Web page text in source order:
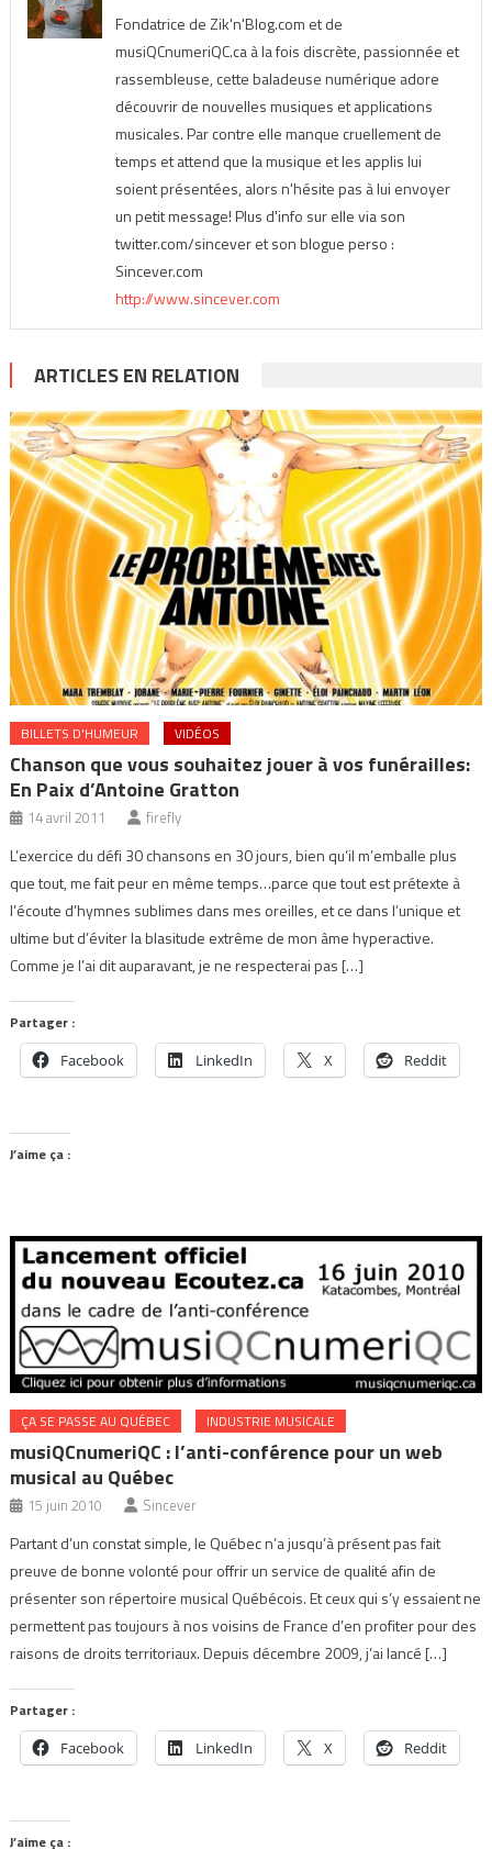
Fondatrice de Zik'n'Blog.com et de
musiQCnumeriQC.ca à la fois discrète, passionnée et
rassembleuse, cette baladeuse numérique adore
découvrir de nouvelles musiques et applications
musicales. Par contre elle manque cruellement de
temps et attend que la musique et les applis lui
soient présentées, alors n'hésite pas à lui envoyer
un petit message! Plus d'info sur elle via son
twitter.com/sincever et son blogue perso :
Sincever.com
http://www.sincever.com
ARTICLES EN RELATION
BILLETS D'HUMEUR VIDÉOS
Chanson que vous souhaitez jouer à vos funérailles:
En Paix d’Antoine Gratton
14 avril 2011 firefly
L’exercice du défi 30 chansons en 30 jours, bien qu’il m’emballe plus
que tout, me fait peur en même temps…parce que tout est prétexte à
l’écoute d’hymnes sublimes dans mes oreilles, et ce dans l’unique et
ultime but d’éviter la blasitude extrême de mon âme hyperactive.
Comme je l’ai dit auparavant, je ne respecterai pas […]
Partager :
Facebook LinkedIn X Reddit
J’aime ça :
ÇA SE PASSE AU QUÉBEC INDUSTRIE MUSICALE
musiQCnumeriQC : l’anti-conférence pour un web
musical au Québec
15 juin 2010 Sincever
Partant d’un constat simple, le Québec n’a jusqu’à présent pas fait
preuve de bonne volonté pour offrir un service de qualité afin de
présenter son répertoire musical Québécois. Et ceux qui s’y essaient ne
permettent pas toujours à nos voisins de France d’en profiter pour des
raisons de droits territoriaux. Depuis décembre 2009, j’ai lancé […]
Partager :
Facebook LinkedIn X Reddit
J’aime ça :